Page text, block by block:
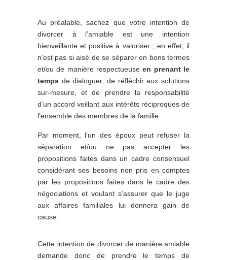
Au préalable, sachez que votre intention de
divorcer à l’amiable est une intention
bienveillante et positive à valoriser ; en effet, il
n’est pas si aisé de se séparer en bons termes
et/ou de manière respectueuseen prenant le
temps de dialoguer, de réfléchir aux solutions
sur-mesure, et de prendre la responsabilité
d’un accord veillant aux intérêts réciproques de
l’ensemble des membres de la famille.
Par moment, l’un des époux peut refuser la
séparation et/ou ne pas accepter les
propositions faites dans un cadre consensuel
considérant ses besoins non pris en comptes
par les propositions faites dans le cadre des
négociations et voulant s’assurer que le juge
aux affaires familiales lui donnera gain de
cause.
Cette intention de divorcer de manière amiable
demande donc de prendre le temps de